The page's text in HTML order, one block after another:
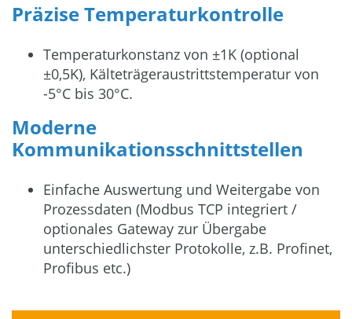
Präzise Temperaturkontrolle
Temperaturkonstanz von ±1K (optional
±0,5K), Kälteträgeraustrittstemperatur von
-5°C bis 30°C.
Moderne
Kommunikationsschnittstellen
Einfache Auswertung und Weitergabe von
Prozessdaten (Modbus TCP integriert /
optionales Gateway zur Übergabe
unterschiedlichster Protokolle, z.B. Profinet,
Profibus etc.)